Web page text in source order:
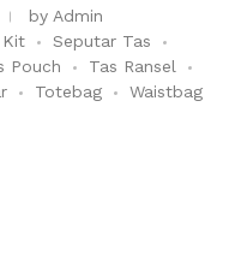
by Admin
Kit
Seputar Tas
Pouch
Tas Ransel
Totebag Waistbag